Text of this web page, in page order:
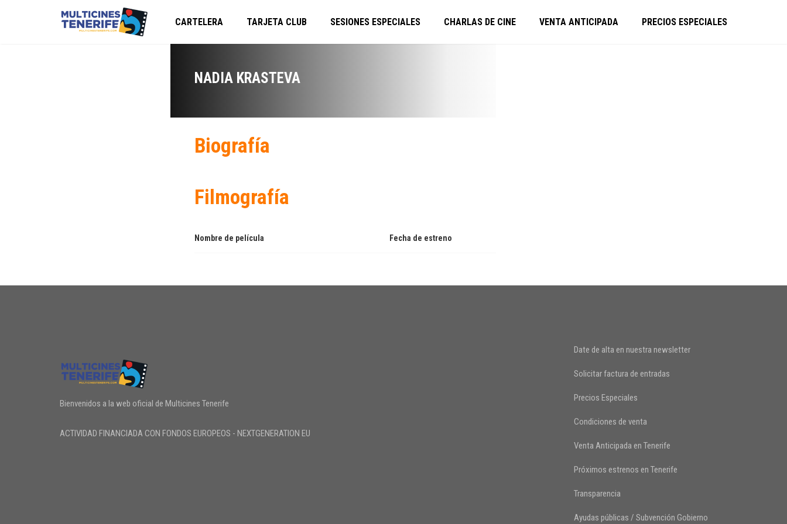
CARTELERA TARJETA CLUB SESIONES ESPECIALES CHARLAS DE CINE VENTA ANTICIPADA PRECIOS ESPECIALES
NADIA KRASTEVA
Biografía
Filmografía
Nombre de película Fecha de estreno
Bienvenidos a la web oficial de Multicines Tenerife
ACTIVIDAD FINANCIADA CON FONDOS EUROPEOS - NEXTGENERATION EU
Date de alta en nuestra newsletter
Solicitar factura de entradas
Precios Especiales
Condiciones de venta
Venta Anticipada en Tenerife
Próximos estrenos en Tenerife
Transparencia
Ayudas públicas / Subvención Gobierno